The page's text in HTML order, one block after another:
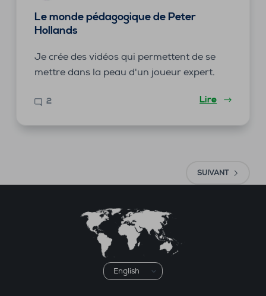
Le monde pédagogique de Peter
Hollands
Je crée des vidéos qui permettent de se
mettre dans la peau d'un joueur expert.
2 Lire
SUIVANT
Choisir
une